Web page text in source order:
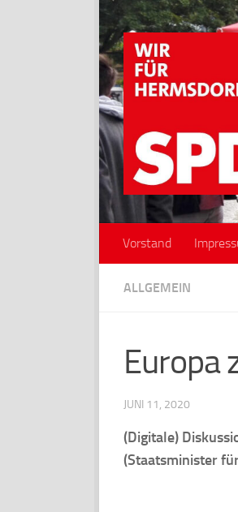
Zum Inhalt springen
Vorstand
ALLGEMEIN
Europa
JUNI 11, 2020
(Digitale)
(Staatsminister